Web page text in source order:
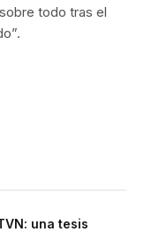
todo tras el
una tesis